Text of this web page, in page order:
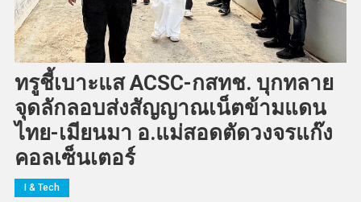
ทรูชี้เบาะแส ACSC-กสทช. บุกทลาย
จุดลักลอบส่งสัญญาณเน็ตข้ามแดน
ไทย-เมียนมา อ.แม่สอดตัดวงจรแก๊ง
คอลเซ็นเตอร์
I & Tech